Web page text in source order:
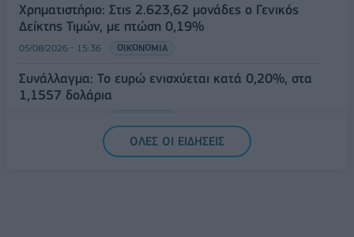
Χρηματιστήριο: Στις 2.623,62 μονάδες ο Γενικός
Δείκτης Τιμών, με πτώση 0,19%
05/08/2026 - 15:36 ΟΙΚΟΝΟΜΙΑ
Συνάλλαγμα: Το ευρώ ενισχύεται κατά 0,20%, στα
1,1557 δολάρια
ΟΛΕΣ ΟΙ ΕΙΔΗΣΕΙΣ